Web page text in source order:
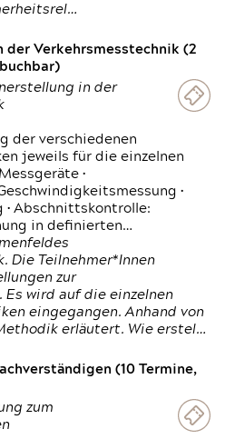
der Verkehrsmesstechnik (2
in der
der verschiedenen
jeweils für die einzelnen
•
•
• Abschnittskontrolle:
in definierten…
Die Teilnehmer*Innen
zur
wird auf die einzelnen
eingegangen. Anhand von
erläutert. Wie erstel…
(10 Termine,
zum